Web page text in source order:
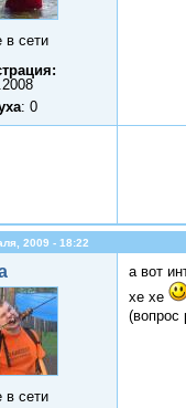
в сети
: 0
2009 - 18:22
в сети
а вот
хе хе
(вопрос